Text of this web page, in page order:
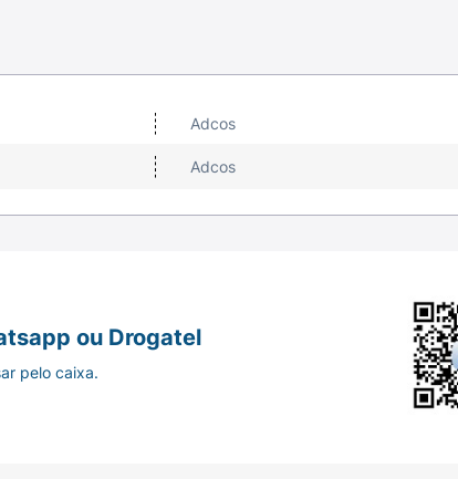
Adcos
Adcos
ou Drogatel
pelo caixa.